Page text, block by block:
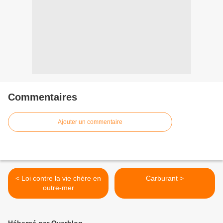
Commentaires
Ajouter un commentaire
< Loi contre la vie chère en
outre-mer
Carburant >